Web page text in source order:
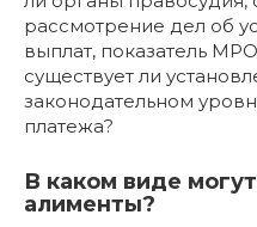
рассмотрение дел об
выплат, показатель
существует ли
законодательном
платежа?
В каком виде
алименты?